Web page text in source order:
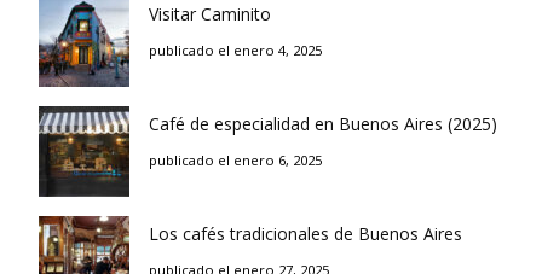
Visitar Caminito
publicado el enero 4, 2025
Café de especialidad en Buenos Aires (2025)
publicado el enero 6, 2025
Los cafés tradicionales de Buenos Aires
publicado el enero 27, 2025